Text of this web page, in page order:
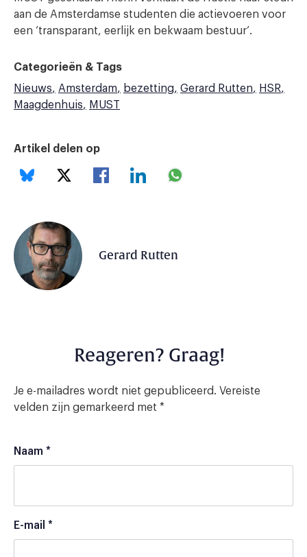
aan de Amsterdamse studenten die actievoeren voor
een ‘transparant, eerlijk en bekwaam bestuur’.
Categorieën & Tags
Nieuws
Amsterdam bezetting Gerard Rutten
HSR
Maagdenhuis
MUST
Artikel delen op
Gerard Rutten
Reageren? Graag!
Je e-mailadres wordt niet gepubliceerd. Vereiste
velden zijn gemarkeerd met *
Naam *
E-mail *